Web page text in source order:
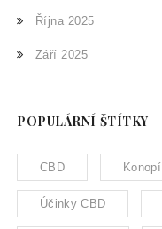
Října 2025
Září 2025
POPULÁRNÍ ŠTÍTKY
CBD Konopí
Účinky CBD